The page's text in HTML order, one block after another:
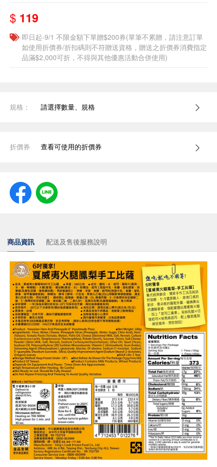
$ 119
即日起-9/1 不限金額下單贈$200券(單筆不累贈，請注意訂單
如使用折價券/折扣碼則不符贈送資格，贈送之折價券消費指定
品滿$2,000可折，不得與其他優惠活動合併使用)
規格： 請選擇數量、規格
折價券 查看可使用的折價券
商品資訊 配送及售後服務說明